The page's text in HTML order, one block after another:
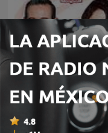
De Todo Un Mucho